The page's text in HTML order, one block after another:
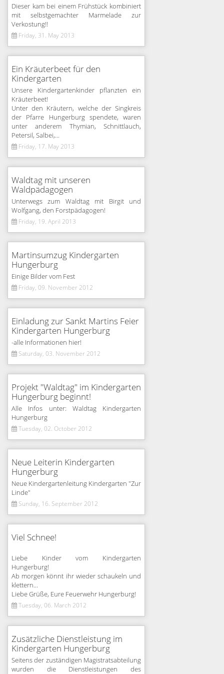
Dieser kam bei einem Frühstück kombiniert
mit selbstgemachter Marmelade zur
Verkostung!!
Friday, 31. May 2013
Ein Kräuterbeet für den
Kindergarten
Unsere Kindergartenkinder pflanzten ein
Kräuterbeet!
Unter den Kräutern, welche der Singkreis
der Pfarre Hungerburg spendete, waren
unter anderem Thymian, Schnittlauch,
Petersil, Salbei,...
Friday, 17. May 2013
Waldtag mit unseren
Waldpädagogen
Unterwegs zum Waldtag mit Birgit und
Wolfgang, den Forstpädagogen!
Friday, 19. April 2013
Martinsumzug Kindergarten
Hungerburg
Einige Bilder vom Fest
Friday, 09. November 2012
Einladung zur Sankt Martins Feier
Kindergarten Hungerburg
-alle Informationen hier!
Saturday, 03. November 2012
Projekt "Waldtag" im Kindergarten
Hungerburg beginnt!
Alle Infos unter: Waldtag Kindergarten
Hungerburg
Tuesday, 02. October 2012
Neue Leiterin Kindergarten
Hungerburg
Neue Kindergartenleitung Kindergarten "Zur
Linde"
Sunday, 16. September 2012
Viel Schnee!
Liebe Kinder vom Kindergarten
Hungerburg!
Ab morgen könnt ihr wieder schaukeln und
klettern...
Liebe Grüße, Eure Feuerwehr Hungerburg!
Tuesday, 06. March 2012
Zusätzliche Dienstleistung im
Kindergarten Hungerburg
Seitens der zuständigen Magistratsabteilung
wurden die Dienstleistungen des